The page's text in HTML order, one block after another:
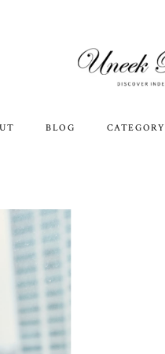
BLOG CATEGORY